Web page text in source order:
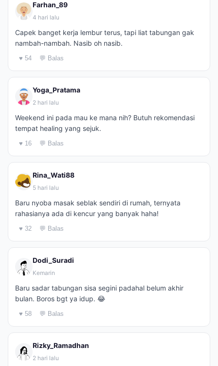
Farhan_89
4 hari lalu
Capek banget kerja lembur terus, tapi liat tabungan gak
nambah-nambah. Nasib oh nasib.
♥ 54 💬 Balas
Yoga_Pratama
2 hari lalu
Weekend ini pada mau ke mana nih? Butuh rekomendasi
tempat healing yang sejuk.
♥ 16 💬 Balas
Rina_Wati88
5 hari lalu
Baru nyoba masak seblak sendiri di rumah, ternyata
rahasianya ada di kencur yang banyak haha!
♥ 32 💬 Balas
Dodi_Suradi
Kemarin
Baru sadar tabungan sisa segini padahal belum akhir
bulan. Boros bgt ya idup. 😂
♥ 58 💬 Balas
Rizky_Ramadhan
2 hari lalu